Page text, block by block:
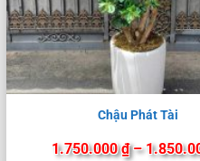
Chậu Phát Tài
1.750.000₫ –